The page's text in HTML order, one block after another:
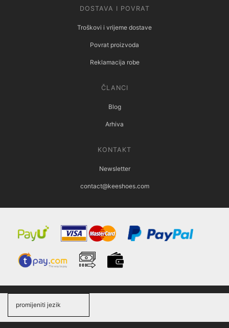
DOSTAVA I POVRAT
Troškovi i vrijeme dostave
Povrat proizvoda
Reklamacija robe
ČLANCI
Blog
Arhiva
KONTAKT
Newsletter
contact@keeshoes.com
promijeniti jezik